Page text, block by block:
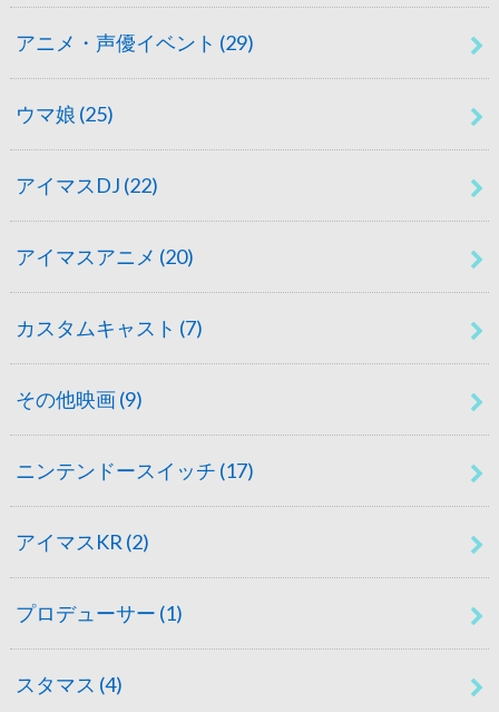
アニメ・声優イベント (29)
ウマ娘 (25)
アイマスDJ (22)
アイマスアニメ (20)
カスタムキャスト (7)
その他映画(9)
ニンテンドースイッチ (17)
アイマスKR (2)
プロデューサー (1)
スタマス (4)